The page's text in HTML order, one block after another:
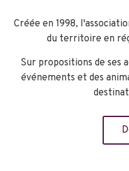
Créée en 1998,
du territoire en
Sur propositions de ses
événements et des